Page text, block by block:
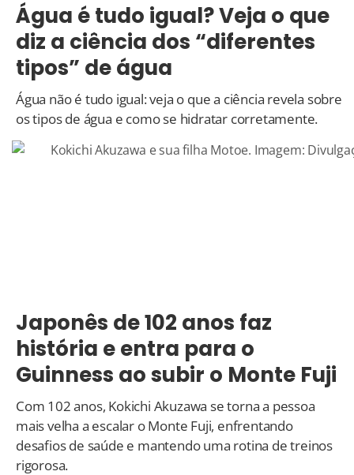
Água é tudo igual? Veja o que
diz a ciência dos “diferentes
tipos” de água
Água não é tudo igual: veja o que a ciência revela sobre
os tipos de água e como se hidratar corretamente.
Japonês de 102 anos faz
história e entra para o
Guinness ao subir o Monte Fuji
Com 102 anos, Kokichi Akuzawa se torna a pessoa
mais velha a escalar o Monte Fuji, enfrentando
desafios de saúde e mantendo uma rotina de treinos
rigorosa.